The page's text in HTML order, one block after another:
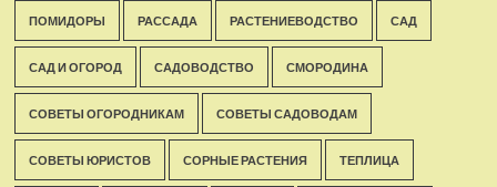
ПОМИДОРЫ РАССАДА РАСТЕНИЕВОДСТВО САД
САД И ОГОРОД САДОВОДСТВО СМОРОДИНА
СОВЕТЫ ОГОРОДНИКАМ СОВЕТЫ САДОВОДАМ
СОВЕТЫ ЮРИСТОВ СОРНЫЕ РАСТЕНИЯ ТЕПЛИЦА